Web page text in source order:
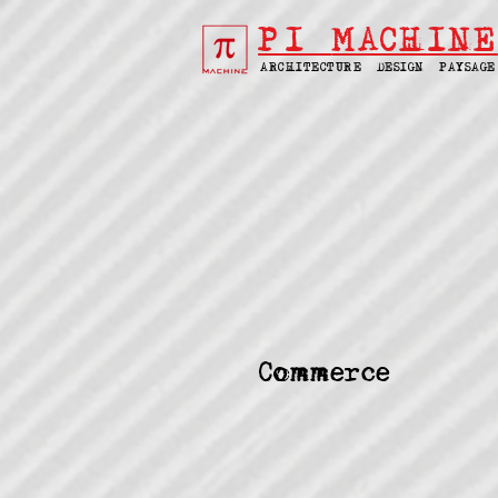
PIMACHINE
ARCHITECTURE | DESIGN | PAYSAGE
Commerce